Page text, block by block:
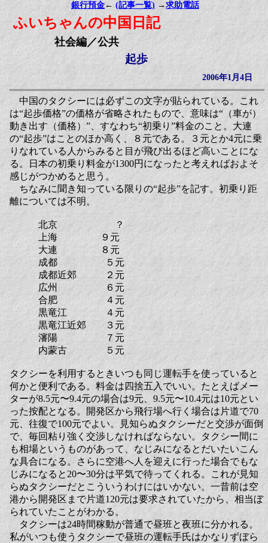
銀行預金 ← (記事一覧) →求助電話
ふいちゃんの中国日記
社会編／公共
起歩
2006年1月4日
中国のタクシーには必ずこの文字が貼られている。これ
は“起歩価格”の価格が省略されたもので、意味は“（車が）
動き出す（価格）”、すなわち“初乗り”料金のこと。大連
の“起歩”はことのほか高く、８元である。３元とか4元に乗
りなれている人からみると目が飛び出るほど高いことにな
る。日本の初乗り料金が1300円になったと考えればおよそ
感じがつかめると思う。
ちなみに聞き知っている限りの“起歩”を記す。初乗り距
離については不明。
北京 ？
上海 ９元
大連 ８元
成都 ５元
成都近郊 ２元
広州 ６元
合肥 ４元
黒竜江 ４元
黒竜江近郊 ３元
瀋陽 ７元
内蒙古 ５元
タクシーを利用するときいつも同じ運転手を使っていると
何かと便利である。料金は四捨五入でいい。たとえばメー
ターが8.5元〜9.4元の場合は9元、9.5元〜10.4元は10元とい
った按配となる。開発区から飛行場へ行く場合は片道で70
元、往復で100元でよい。見知らぬタクシーだと交渉が面倒
で、毎回粘り強く交渉しなければならない。タクシー間に
も相場というものがあって、なじみになるとだいたいこん
な具合になる。さらに空港へ人を迎えに行った場合でもな
じみになると20〜30分は平気で待ってくれる。これが見知
らぬタクシーだとこういうわけにはいかない。一昔前は空
港から開発区まで片道120元は要求されていたから、相当ぼ
られていたことがわかる。
タクシーは24時間稼動が普通で昼班と夜班に分かれる。
私がいつも使うタクシーで昼班の運転手氏はかなりずぼら